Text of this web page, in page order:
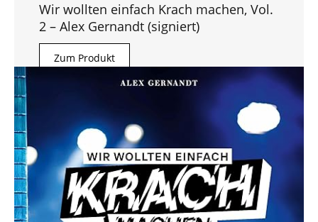
Wir wollten einfach Krach machen, Vol.
2 – Alex Gernandt (signiert)
Zum Produkt